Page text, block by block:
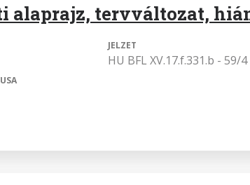
alaprajz, tervváltozat,
JELZET
HU BFL XV.17.f.331.b - 59/4